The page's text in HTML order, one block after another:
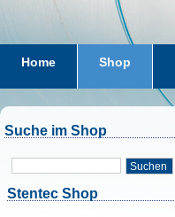
Home Shop
Suche im Shop
Suchen
Stentec Shop